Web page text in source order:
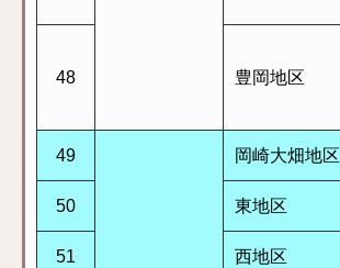
48 豊岡地区
49 岡崎大畑地区
50 東地区
51 西地区